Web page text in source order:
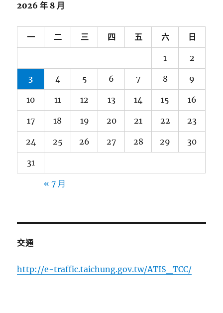
2026 年 8 月
一 二 三 四 五 六 日
1 2
3 4 5 6 7 8 9
10 11 12 13 14 15 16
17 18 19 20 21 22 23
24 25 26 27 28 29 30
31
« 7 月
交通
http://e-traffic.taichung.gov.tw/ATIS_TCC/